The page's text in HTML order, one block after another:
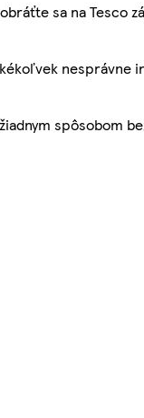
sa na Tesco
nesprávne
spôsobom